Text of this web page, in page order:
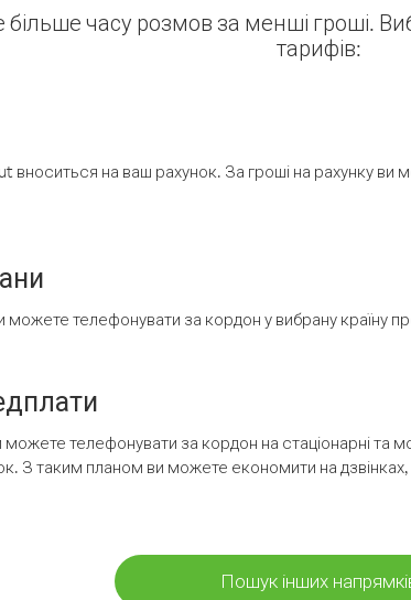
більше часу розмов за менші гроші.
тарифів:
на ваш рахунок. За гроші на рахунку ви
телефонувати за кордон у вибрану країну
можете телефонувати за кордон на стаціонарні та
З таким планом ви можете економити на дзвінках,
Пошук інших